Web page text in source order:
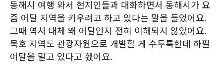
동해시 여행 와서 현지인들과 대화하면서 동해시가 요
즘 어달 지역을 키우려고 하고 있다는 말을 들었어요.
그때 역시 대체 왜 어달인지 전혀 이해되지 않았어요.
묵호 지역도 관광자원으로 개발할 게 수두룩한데 하필
어달을 밀고 있다고 했어요.